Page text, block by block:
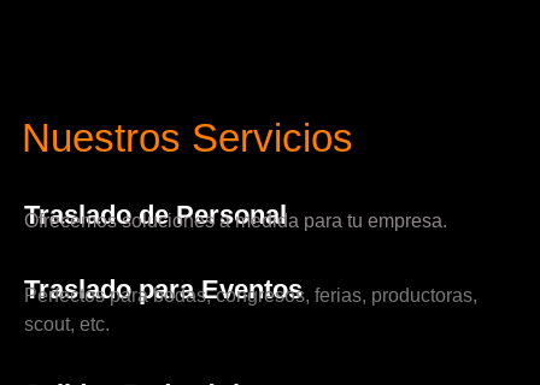
Nuestros Servicios
Traslado de Personal
Ofrecemos soluciones a medida para tu empresa.
Traslado para Eventos
Perfectos para bodas, congresos, ferias, productoras,
scout, etc.